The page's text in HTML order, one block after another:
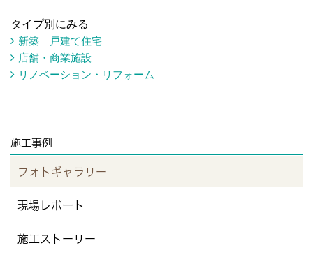
タイプ別にみる
新築 戸建て住宅
店舗・商業施設
リノベーション・リフォーム
施工事例
フォトギャラリー
現場レポート
施工ストーリー